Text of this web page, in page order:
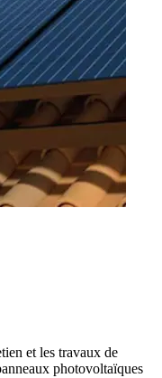
et les travaux de
photovoltaïques